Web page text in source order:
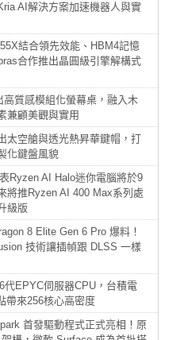
AI解決方案加速機器人與實
結合領先效能、HBM4記憶
合作推出晶圓級引擎解構式
高質感模組化螢幕桌，融入木
兼顧美觀與實用
太空艙與透光熱昇華鍵帽，打
化鍵盤風貌
Ryzen AI Halo迷你電腦將於9
將推Ryzen AI 400 Max系列處
級版
8 Elite Gen 6 Pro 爆料！
技術讓插幀跟 DLSS 一樣
代EPYC伺服器CPU，台積電
帶來256核心高密度
首發驅動程式正式亮相！原